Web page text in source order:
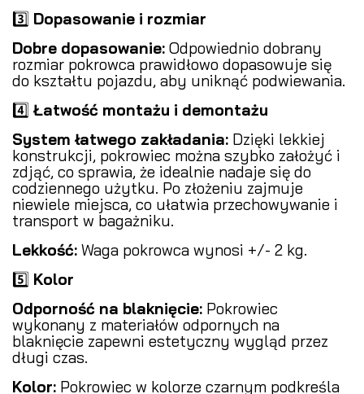
3️⃣ Dopasowanie i rozmiar
Dobre dopasowanie: Odpowiednio dobrany
rozmiar pokrowca prawidłowo dopasowuje się
do kształtu pojazdu, aby uniknąć podwiewania.
4️⃣ Łatwość montażu i demontażu
System łatwego zakładania: Dzięki lekkiej
konstrukcji, pokrowiec można szybko założyć i
zdjąć, co sprawia, że idealnie nadaje się do
codziennego użytku. Po złożeniu zajmuje
niewiele miejsca, co ułatwia przechowywanie i
transport w bagażniku.
Lekkość: Waga pokrowca wynosi +/- 2 kg.
5️⃣ Kolor
Odporność na blaknięcie: Pokrowiec
wykonany z materiałów odpornych na
blaknięcie zapewni estetyczny wygląd przez
długi czas.
Kolor: Pokrowiec w kolorze czarnym podkreśla